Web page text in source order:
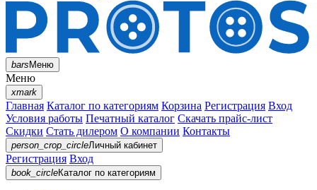
barsМеню
Меню
xmark
Главная Каталог по категориям Корзина Регистрация Вход
Условия работы Печатный каталог Скачать прайс-лист
Скидки Стать дилером О компании Контакты
person_crop_circleЛичный кабинет
Регистрация Вход
book_circleКаталог по категориям